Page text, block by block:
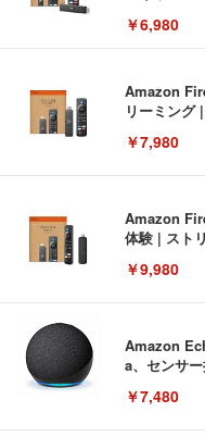
￥6,980
Amazon
リーミング
￥7,980
Amazon
体験 | スト
￥9,980
Amazon
a、センサ
￥7,480